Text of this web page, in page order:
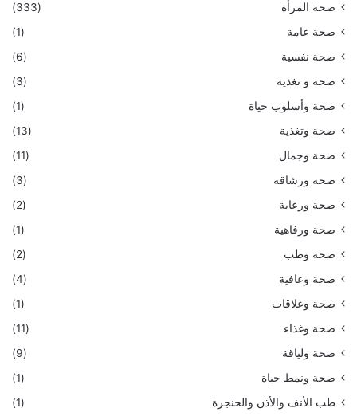
صحة المرأة
(333)
صحة عامة
(1)
صحة نفسية
(6)
صحة و تغذية
(3)
صحة وأسلوب حياة
(1)
صحة وتغذية
(13)
صحة وجمال
(11)
صحة ورشاقة
(3)
صحة ورعاية
(2)
صحة ورفاهية
(1)
صحة وطب
(2)
صحة وعافية
(4)
صحة وعلاقات
(1)
صحة وغذاء
(11)
صحة ولياقة
(9)
صحة ونمط حياة
(1)
طب الأنف والأذن والحنجرة
(1)